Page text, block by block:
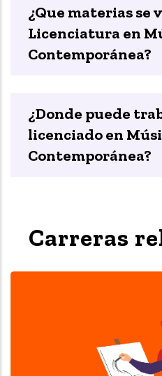
¿Que materias se
Licenciatura en
Contemporánea?
¿Donde puede
licenciado en
Contemporánea?
Carreras